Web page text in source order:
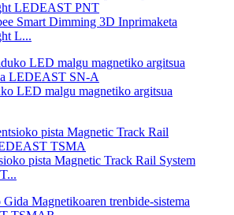
Smart Dimming 3D Inprimaketa
L...
LED malgu magnetiko argitsua
pista Magnetic Track Rail System